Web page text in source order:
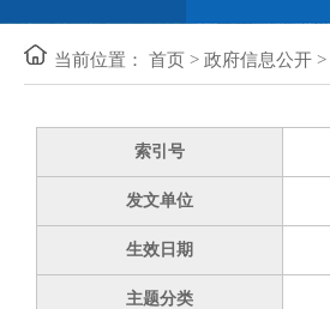
当前位置： 首页 > 政府信息公开 >
索引号
发文单位
生效日期
主题分类